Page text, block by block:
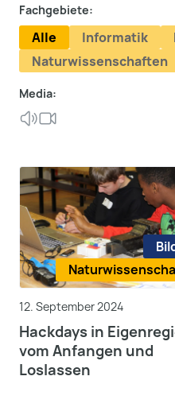
Fachgebiete:
Alle Informatik
Naturwissenschaften
Media:
12. September 2024
Hackdays in
vom Anfangen und
Loslassen